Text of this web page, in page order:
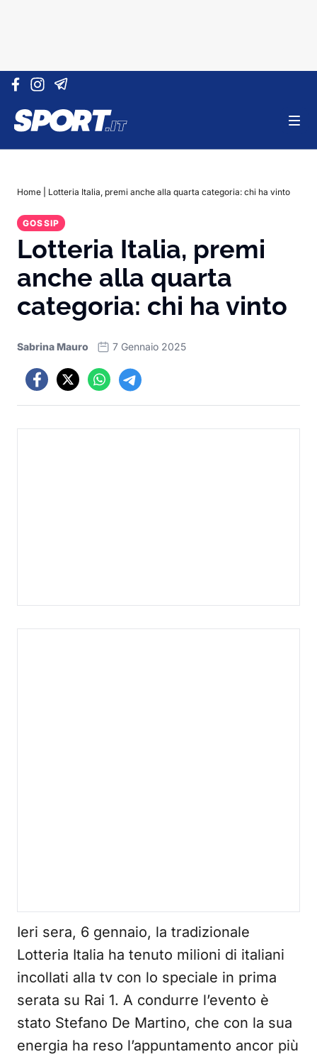
Vai al contenuto
Home Lotteria Italia, premi anche alla quarta categoria: chi ha vinto
GOSSIP
Lotteria Italia, premi
anche alla quarta
categoria: chi ha vinto
Sabrina Mauro 7 Gennaio 2025
Ieri sera, 6 gennaio, la tradizionale
Lotteria Italia ha tenuto milioni di italiani
incollati alla tv con lo speciale in prima
serata su Rai 1. A condurre l’evento è
stato Stefano De Martino, che con la sua
energia ha reso l’appuntamento ancor più